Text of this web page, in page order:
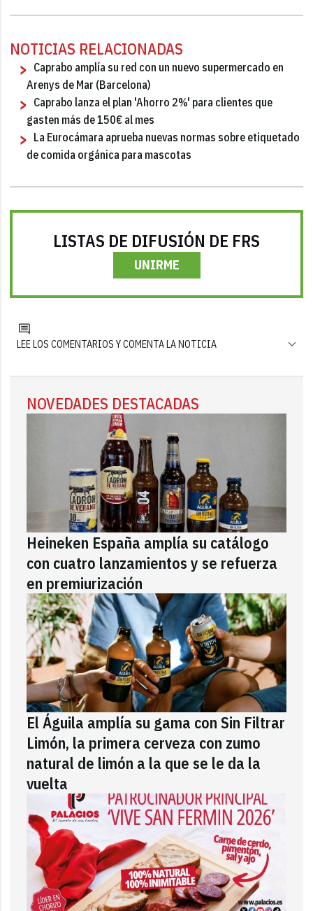
NOTICIAS RELACIONADAS
Caprabo amplía su red con un nuevo supermercado en
Arenys de Mar (Barcelona)
Caprabo lanza el plan 'Ahorro 2%' para clientes que
gasten más de 150€ al mes
La Eurocámara aprueba nuevas normas sobre etiquetado
de comida orgánica para mascotas
LISTAS DE DIFUSIÓN DE FRS
UNIRME
LEE LOS COMENTARIOS Y COMENTA LA NOTICIA
NOVEDADES DESTACADAS
Heineken España amplía su catálogo
con cuatro lanzamientos y se refuerza
en premiurización
El Águila amplía su gama con Sin Filtrar
Limón, la primera cerveza con zumo
natural de limón a la que se le da la
vuelta